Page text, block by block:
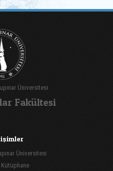
Üniversitesi
Fakültesi
Üniversitesi